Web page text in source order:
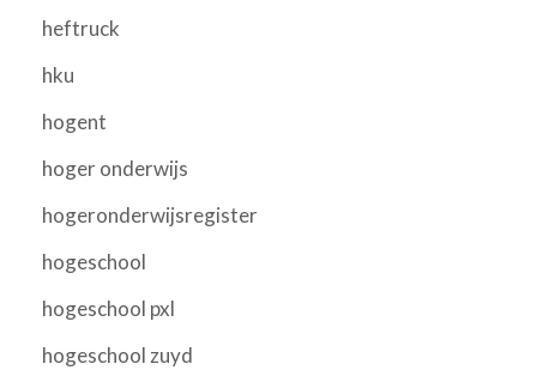
heftruck
hku
hogent
hoger onderwijs
hogeronderwijsregister
hogeschool
hogeschool pxl
hogeschool zuyd